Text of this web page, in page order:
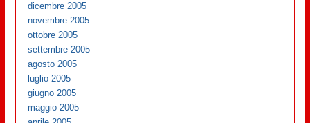
dicembre 2005
novembre 2005
ottobre 2005
settembre 2005
agosto 2005
luglio 2005
giugno 2005
maggio 2005